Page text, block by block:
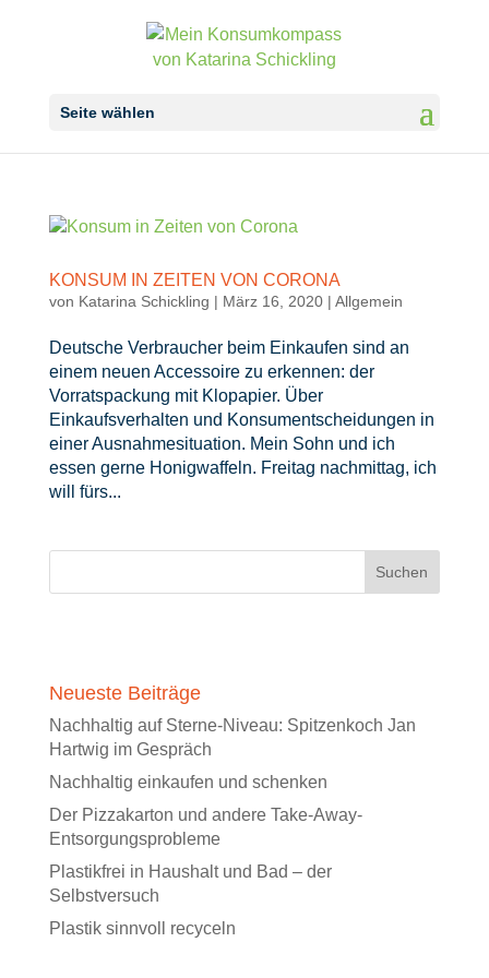
Seite wählen
KONSUM IN ZEITEN VON CORONA
von Katarina Schickling | März 16, 2020| Allgemein
Deutsche Verbraucher beim Einkaufen sind an
einem neuen Accessoire zu erkennen: der
Vorratspackung mit Klopapier. Über
Einkaufsverhalten und Konsumentscheidungen in
einer Ausnahmesituation. Mein Sohn und ich
essen gerne Honigwaffeln. Freitag nachmittag, ich
will fürs...
Neueste Beiträge
Nachhaltig auf Sterne-Niveau: Spitzenkoch Jan
Hartwig im Gespräch
Nachhaltig einkaufen und schenken
Der Pizzakarton und andere Take-Away-
Entsorgungsprobleme
Plastikfrei in Haushalt und Bad – der
Selbstversuch
Plastik sinnvoll recyceln